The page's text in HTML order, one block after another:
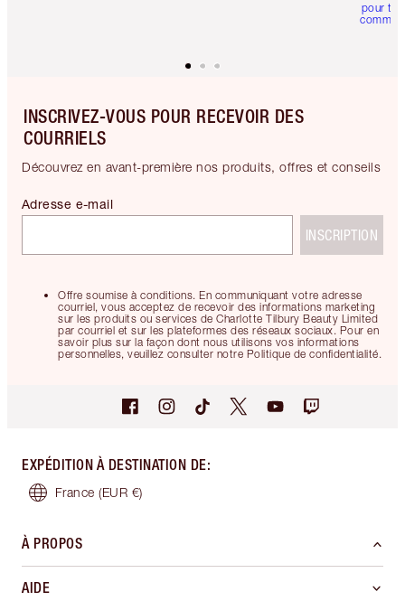
pour
INSCRIVEZ-VOUS POUR RECEVOIR DES
COURRIELS
Découvrez en avant-première nos produits, offres et conseils
Offre soumise à conditions. En communiquant votre adresse
courriel, vous acceptez de recevoir des informations marketing
sur les produits ou services de Charlotte Tilbury Beauty Limited
par courriel et sur les plateformes des réseaux sociaux. Pour en
savoir plus sur la façon dont nous utilisons vos informations
personnelles, veuillez consulter notre Politique de confidentialité.
Adresse e-mail
INSCRIPTION
EXPÉDITION À DESTINATION DE:
France (EUR €)
À PROPOS
AIDE